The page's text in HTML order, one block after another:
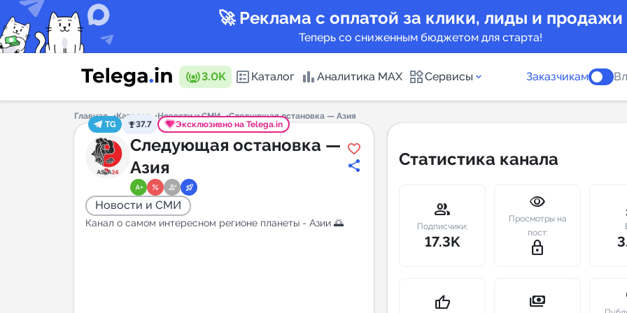
🚀 Реклама с оплатой за клики, лиды и продажи
Теперь со сниженным бюджетом для старта!
3.0K Каталог Аналитика MAX Сервисы
Каталог каналов
Индекс
Telegram
New
Заказчикам
Главная Каталог Новости и СМИ
Следующая остановка — Азия
TG
37.7 Эксклюзивно на Telega.in
Следующая остановка —
Азия
Новости и СМИ
Канал о самом интересном регионе планеты - Азии 🌅
Статистика канала
group
Подписчики:
17.3K
visibility
Просмотры на
пост:
lock_outline
thumb_up payments